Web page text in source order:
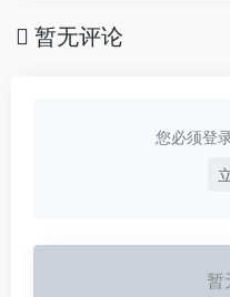
暂无评论
您必须登
暂